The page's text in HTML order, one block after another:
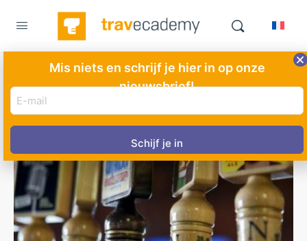
Mis niets en schrijf je hier in op onze
nieuwsbrief!
E-
mail
adres